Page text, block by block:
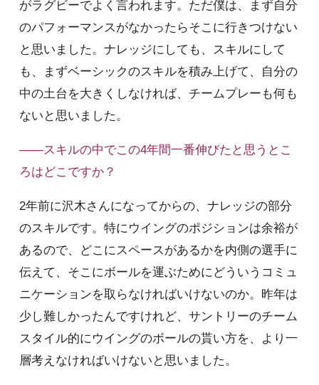
がラグビーでよく言われます。ただ僕は、まず自分
のパフォーマンスがなかったらそこに行きつけない
と思いました。ナレッジにしても、スキルにして
も、まずベーシックのスキルを積み上げて、自分の
中の土台を大きくしなければ、チームプレーも何も
ないと思いました。
――スキルの中でこの4年間一番伸びたと思うとこ
ろはどこですか？
2年前に沢木さんになってからの、ナレッジの部分
のスキルです。特にウイングのポジションは余裕が
あるので、どこにスペースがあるかを内側の選手に
伝えて、そこにボールを運ぶためにどういうコミュ
ニケーションを取らなければいけないのか。昨年は
少し難しかったんですけれど、サントリーのチーム
スタイル的にウイングのボールの貰い方を、より一
層考えなければいけないと思いました。